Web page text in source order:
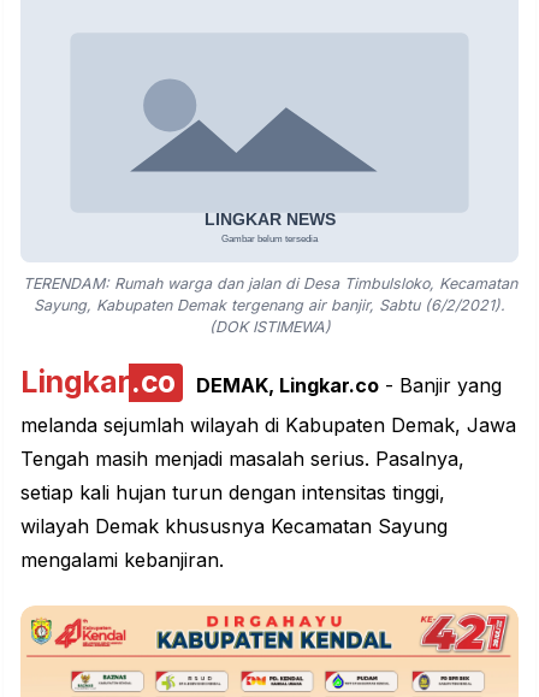
TERENDAM: Rumah warga dan jalan di Desa Timbulsloko, Kecamatan
Sayung, Kabupaten Demak tergenang air banjir, Sabtu (6/2/2021).
(DOK ISTIMEWA)
Lingkar.co DEMAK, Lingkar.co- Banjir yang
melanda sejumlah wilayah di Kabupaten Demak, Jawa
Tengah masih menjadi masalah serius. Pasalnya,
setiap kali hujan turun dengan intensitas tinggi,
wilayah Demak khususnya Kecamatan Sayung
mengalami kebanjiran.